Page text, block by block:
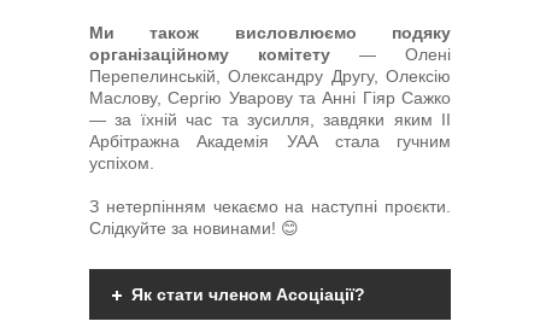
Ми також висловлюємо подяку
організаційному комітету — Олені
Перепелинській, Олександру Другу, Олексію
Маслову, Сергію Уварову та Анні Гіяр Сажко
— за їхній час та зусилля, завдяки яким II
Арбітражна Академія УАА стала гучним
успіхом.
З нетерпінням чекаємо на наступні проєкти.
Слідкуйте за новинами! 😊
Як стати членом Асоціації?